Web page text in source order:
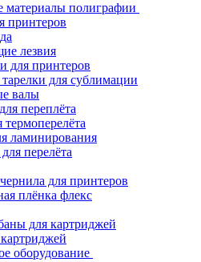
материалы полиграфии
принтеров
лезвия
для принтеров
для сублимации
валы
переплёта
ламинирования
перелёта
для принтеров
плёнка флекс
для картриджей
оборудование